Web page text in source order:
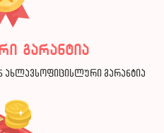
გარანტია
ახლავსოფიცისლური გარანტია